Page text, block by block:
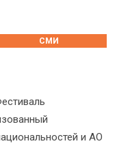
СМИ
и АО